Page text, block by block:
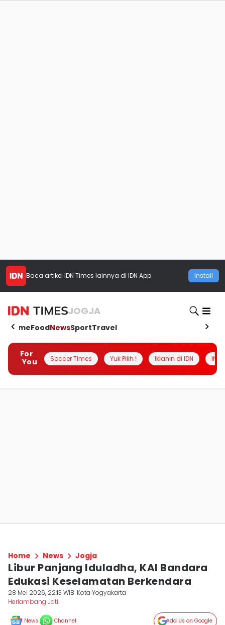
Baca artikel IDN Times lainnya di IDN App Install
JOGJA
HomeFoodNewsSportTravel
For
You
Soccer Times Yuk Pilih ! Iklanin di IDN
Home News Jogja
Libur Panjang Iduladha, KAI Bandara
Edukasi Keselamatan Berkendara
28 Mei 2026, 22:13 WIB Kota Yogyakarta
Herlambang Jati
News Channel Add Us on Google